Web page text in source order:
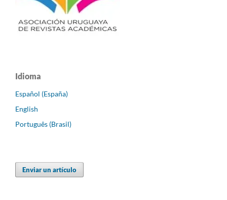
Idioma
Español (España)
English
Português (Brasil)
Enviar un artículo